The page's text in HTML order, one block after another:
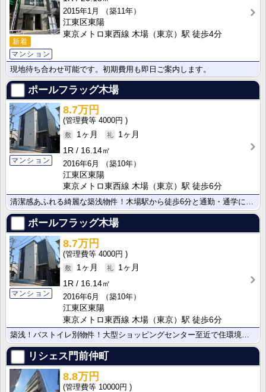
新着
マンション
2015年1月
（築11年）
江東区東陽
東京メトロ東西線 木場（東京）駅 徒歩4分
現地待ち合わせ可能です。初期費用も即日ご案内します。
ポールフラッグ木場
マンション
8.7万円
4000円
1ヶ月
1ヶ月
1R
16.14㎡
2016年6月
（築10年）
江東区東陽
東京メトロ東西線 木場（東京）駅 徒歩6分
清潔感あふれる綺麗な築浅物件！木場駅から徒歩6分と通勤・通学に便利な好立地です。毎月の通信費が節約で･･･
ポールフラッグ木場
マンション
8.7万円
4000円
1ヶ月
1ヶ月
1R
16.14㎡
2016年6月
（築10年）
江東区東陽
東京メトロ東西線 木場（東京）駅 徒歩6分
築浅！バストイレ別物件！大型ショッピングセンター至近で住環境良好！人気の八百屋も近いです！
リシェス門前仲町
8.8万円
10000円